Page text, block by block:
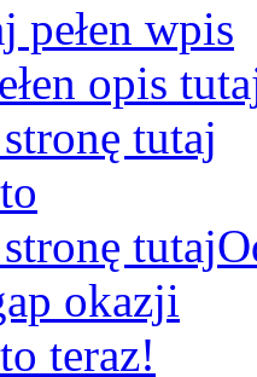
pełen wpis
opis
tutaj
tutaj
okazji
teraz!